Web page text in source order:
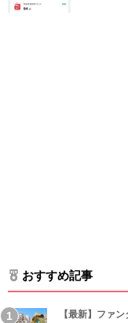
おすすめ記事
【最新】ファ